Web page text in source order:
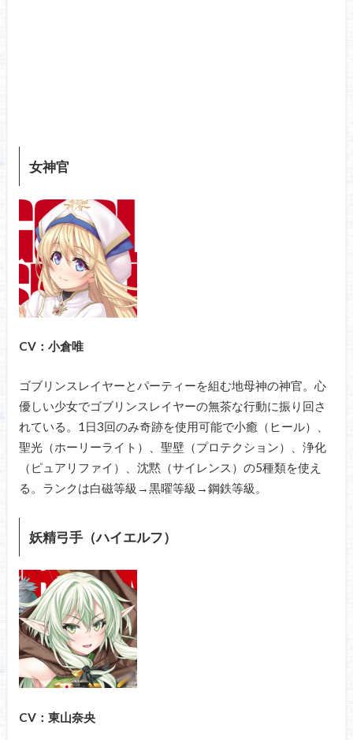
女神官
CV：小倉唯
ゴブリンスレイヤーとパーティーを組む地母神の神官。心
優しい少女でゴブリンスレイヤーの無茶な行動に振り回さ
れている。1日3回のみ奇跡を使用可能で小癒（ヒール）、
聖光（ホーリーライト）、聖壁（プロテクション）、浄化
（ピュアリファイ）、沈黙（サイレンス）の5種類を使え
る。ランクは白磁等級→黒曜等級→鋼鉄等級。
妖精弓手（ハイエルフ）
CV：東山奈央